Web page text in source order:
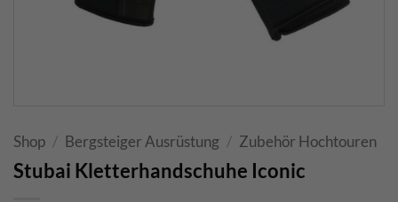
Shop / Bergsteiger Ausrüstung / Zubehör Hochtouren
Stubai Kletterhandschuhe Iconic